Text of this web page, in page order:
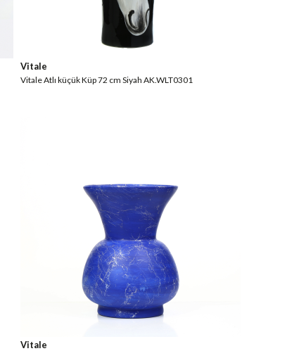
Vitale
Vitale Atlı küçük Küp 72 cm Siyah AK.WLT0301
Vitale